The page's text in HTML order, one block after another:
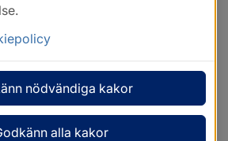
nödvändiga kakor
alla kakor